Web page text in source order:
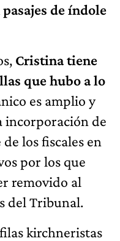
de índole
Cristina tiene
que hubo a lo
es amplio y
incorporación de
los fiscales en
por los que
removido al
del Tribunal.
kirchneristas